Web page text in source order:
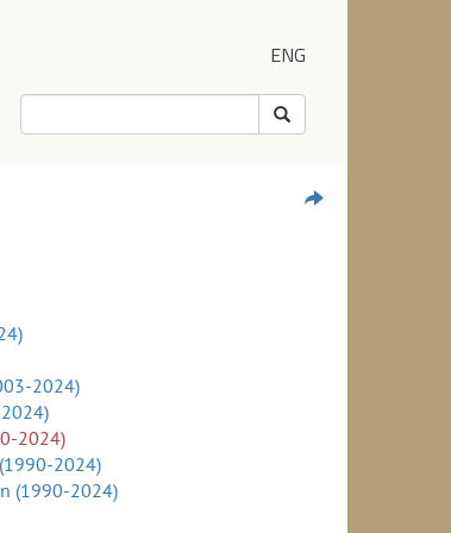
ENG
2024)
2024)
2024)
(1990-2024)